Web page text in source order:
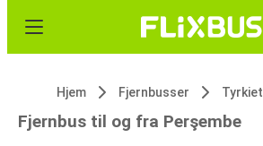
Hjem Fjernbusser Tyrkiet
Fjernbus til og fra Perşembe